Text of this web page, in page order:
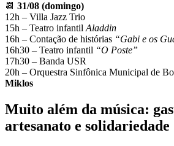
📆 31/08 (domingo)
12h – Villa Jazz Trio
15h – Teatro infantilAladdin
16h – Contação de histórias “Gabi e os
16h30 – Teatro infantil “O Poste”
17h30 – Banda USR
20h – Orquestra Sinfônica Municipal de
Miklos
Muito além da música:
artesanato e solidariedade